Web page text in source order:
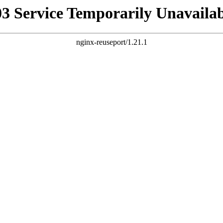
Service Temporarily
nginx-reuseport/1.21.1